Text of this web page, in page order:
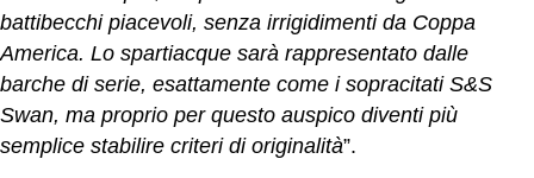
battibecchi piacevoli, senza irrigidimenti da Coppa
America. Lo spartiacque sarà rappresentato dalle
barche di serie, esattamente come i sopracitati S&S
Swan, ma proprio per questo auspico diventi più
semplice stabilire criteri di originalità”.